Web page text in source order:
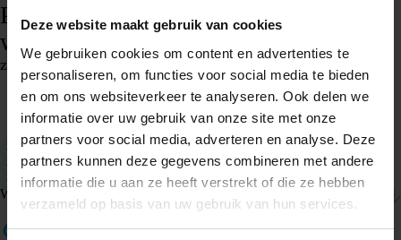
Deze website maakt gebruik van cookies
We gebruiken cookies om content en advertenties te
personaliseren, om functies voor social media te bieden
en om ons websiteverkeer te analyseren. Ook delen we
informatie over uw gebruik van onze site met onze
partners voor social media, adverteren en analyse. Deze
partners kunnen deze gegevens combineren met andere
informatie die u aan ze heeft verstrekt of die ze hebben
verzameld op basis van uw gebruik van hun services.
Pasek do zegarka Spotter – Zielony
wojskowy
zł 62,91
Na stanie
Dodaj do koszyka
Kompatybilny ze Spotter GPS Watch
Mały rozmiar: pasek ma 17 centymetrów (zegarek 4,5 cm)
Łatwy do regulacji
Wysyłka i zwroty